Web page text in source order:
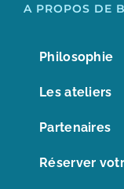
A PROPOS DE
Philosophie
Les ateliers
Partenaires
Réserver